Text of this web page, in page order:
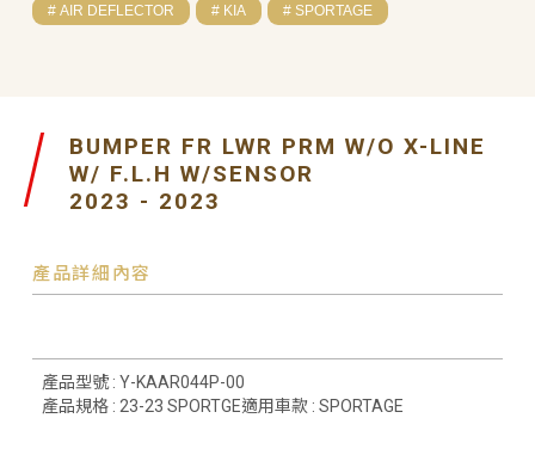
# AIR DEFLECTOR # KIA # SPORTAGE
BUMPER FR LWR PRM W/O X-LINE
W/ F.L.H W/SENSOR
2023 - 2023
產品詳細內容
產品型號 : Y-KAAR044P-00
產品規格 : 23-23 SPORTGE適用車款 : SPORTAGE